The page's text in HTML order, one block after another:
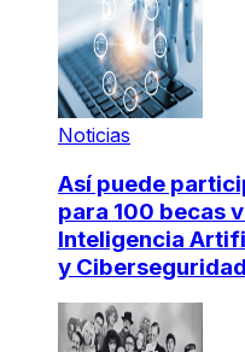
Noticias
Así puede
para 100 becas
Inteligencia
y Ciberseguridad